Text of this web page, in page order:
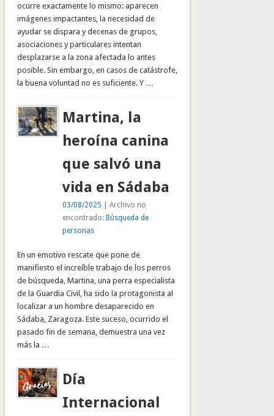
ocurre exactamente lo mismo: aparecen
imágenes impactantes, la necesidad de
ayudar se dispara y decenas de grupos,
asociaciones y particulares intentan
desplazarse a la zona afectada lo antes
posible. Sin embargo, en casos de catástrofe,
la buena voluntad no es suficiente. Y …
Martina, la
heroína canina
que salvó una
vida en Sádaba
03/08/2025 | Archivo no
encontrado: Búsqueda de
personas
En un emotivo rescate que pone de
manifiesto el increíble trabajo de los perros
de búsqueda, Martina, una perra especialista
de la Guardia Civil, ha sido la protagonista al
localizar a un hombre desaparecido en
Sádaba, Zaragoza. Este suceso, ocurrido el
pasado fin de semana, demuestra una vez
más la …
Día
Internacional